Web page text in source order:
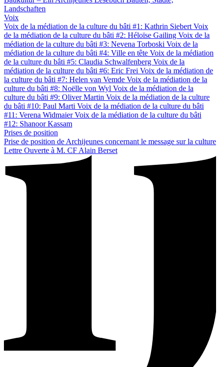
Landschaften
Voix
Voix de la médiation de la culture du bâti #1: Kathrin Siebert Voix
de la médiation de la culture du bâti #2: Héloïse Gailing Voix de la
médiation de la culture du bâti #3: Nevena Torboski Voix de la
médiation de la culture du bâti #4: Ville en tête Voix de la médiation
de la culture du bâti #5: Claudia Schwalfenberg Voix de la
médiation de la culture du bâti #6: Eric Frei Voix de la médiation de
la culture du bâti #7: Helen van Vemde Voix de la médiation de la
culture du bâti #8: Noëlle von Wyl Voix de la médiation de la
culture du bâti #9: Oliver Martin Voix de la médiation de la culture
du bâti #10: Paul Marti Voix de la médiation de la culture du bâti
#11: Verena WidmaierVoix de la médiation de la culture du bâti
#12: Shanoor Kassam
Prises de position
Prise de position de Archijeunes concernant le message sur la culture
Lettre Ouverte à M. CF Alain Berset